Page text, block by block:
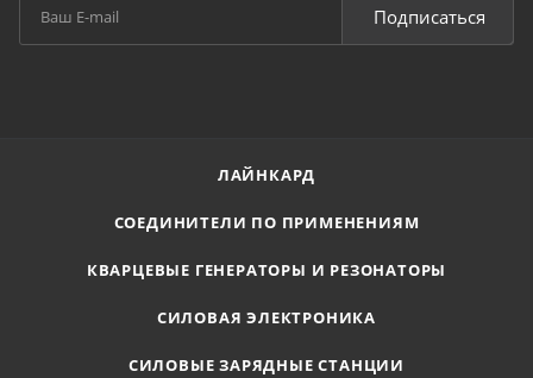
Подписаться
ЛАЙНКАРД
СОЕДИНИТЕЛИ ПО ПРИМЕНЕНИЯМ
КВАРЦЕВЫЕ ГЕНЕРАТОРЫ И РЕЗОНАТОРЫ
СИЛОВАЯ ЭЛЕКТРОНИКА
СИЛОВЫЕ ЗАРЯДНЫЕ СТАНЦИИ